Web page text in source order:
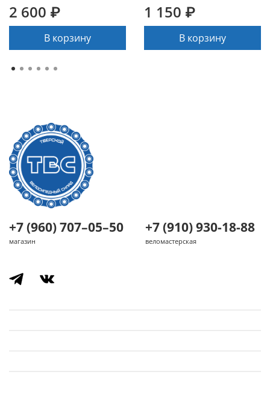
2 600 ₽
В корзину
1 150 ₽
В корзину
+7 (960) 707–05–50
магазин
+7 (910) 930-18-88
веломастерская